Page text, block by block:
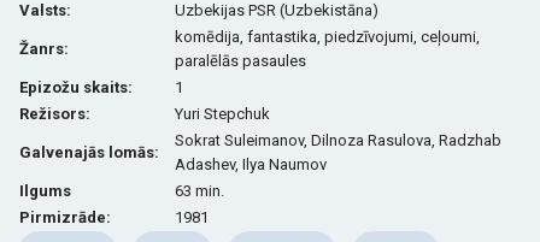
Valsts:
Uzbekijas PSR (Uzbekistāna)
Žanrs:
komēdija, fantastika, piedzīvojumi, ceļoumi,
paralēlās pasaules
Epizožu skaits:
1
Režisors:
Yuri Stepchuk
Galvenajās lomās:
Sokrat Suleimanov, Dilnoza Rasulova, Radzhab
Adashev, Ilya Naumov
Ilgums
63 min.
Pirmizrāde:
1981